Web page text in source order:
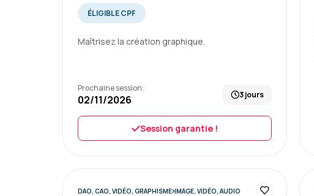
ÉLIGIBLE CPF
Maîtrisez la création graphique.
Prochaine session:
02/11/2026 3 jours
Session garantie !
DAO, CAO, VIDÉO, GRAPHISME IMAGE, VIDÉO, AUDIO